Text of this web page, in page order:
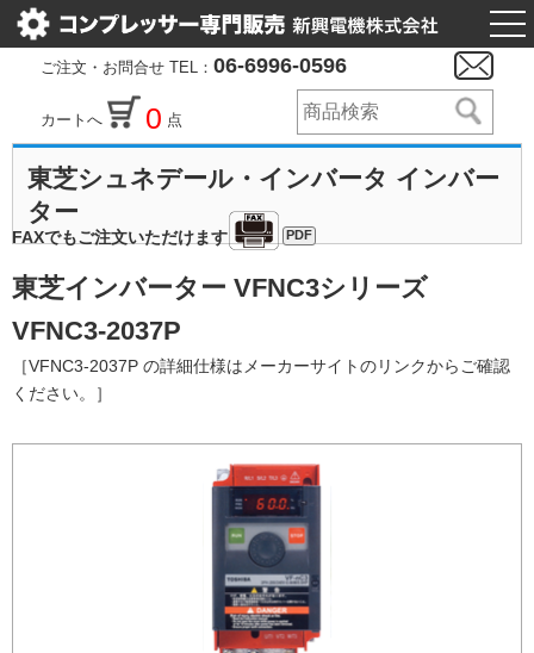
ご注文・お問合せ TEL： 06-6996-0596
カートへ 0 点
東芝シュネデール・インバータ インバー
ター
FAXでもご注文いただけます PDF
東芝インバーター VFNC3シリーズ
VFNC3-2037P
［VFNC3-2037P の詳細仕様はメーカーサイトのリンクからご確認
ください。］